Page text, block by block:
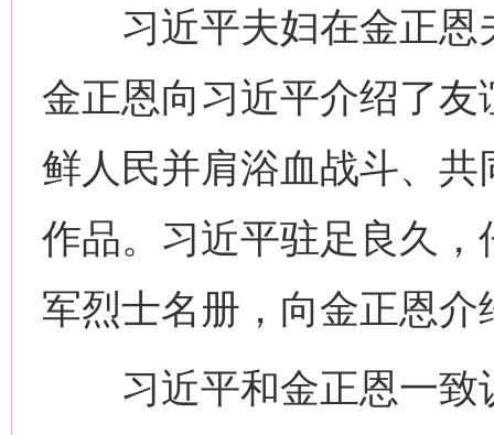
习近平夫妇在金正恩
金正恩向习近平介绍了
鲜人民并肩浴血战斗、
作品。习近平驻足良久
军烈士名册，向金正恩
习近平和金正恩一致